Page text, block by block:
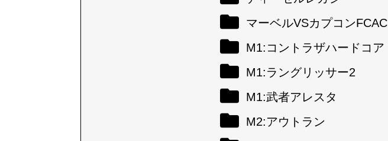
マーベルVSカプコンFCAC
M1:コントラザハードコア
M1:ラングリッサー2
M1:武者アレスタ
M2:アウトラン